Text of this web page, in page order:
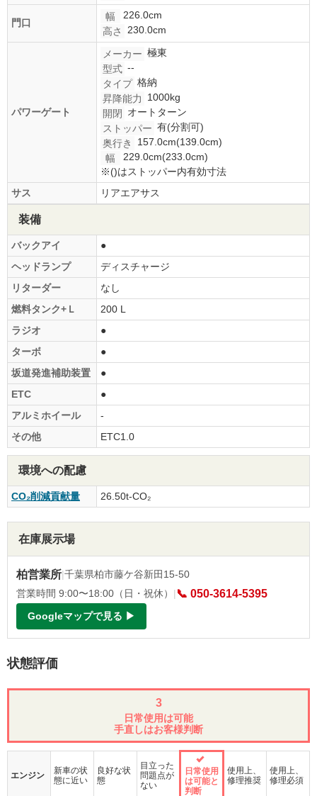
門口
幅
226.0cm
高さ
230.0cm
パワーゲート
メーカー 極東
型式 --
タイプ 格納
昇降能力
1000kg
開閉
オートターン
ストッパー 有(分割可)
奥行き
157.0cm(139.0cm)
幅
229.0cm(233.0cm)
※()はストッパー内有効寸法
サス
リアエアサス
装備
バックアイ
●
ヘッドランプ
ディスチャージ
リターダー
なし
燃料タンク+Ｌ
200 L
ラジオ
●
ターボ
●
坂道発進補助装置
●
ETC
●
アルミホイール
-
その他
ETC1.0
環境への配慮
CO₂削減貢献量 26.50t-CO₂
在庫展示場
柏営業所|千葉県柏市藤ケ谷新田15-50
営業時間 9:00〜18:00（日・祝休） | 📞 050-3614-5395
Googleマップで見る ▶
状態評価
3
日常使用は可能
手直しはお客様判断
エンジン
新車の状
態に近い
良好な状
態
目立った
問題点が
ない
日常使用
は可能と
判断
使用上、
修理推奨
使用上、
修理必須